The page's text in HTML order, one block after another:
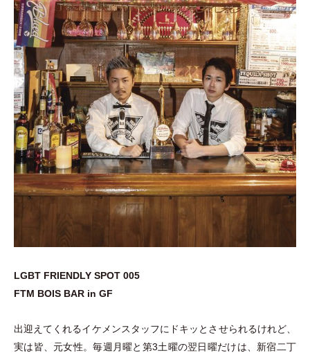
LGBT FRIENDLY SPOT 005
FTM BOIS BAR in GF
出迎えてくれるイケメンスタッフにドキッとさせられるけれど、
実は皆、元女性。毎週月曜と第3土曜の翌日曜だけは、新宿二丁